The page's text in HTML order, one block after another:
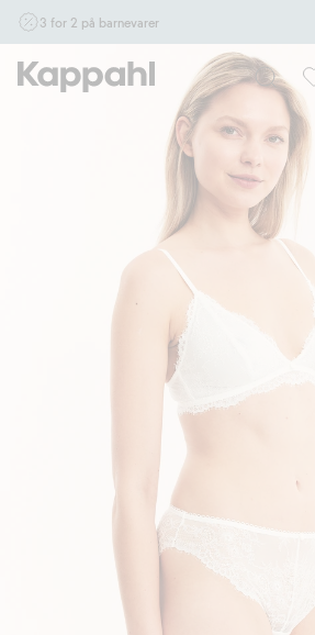
3 for 2 på barnevarer
Ikke Newbie. Gjelder når du handler 2 eller flere
17/8 i butikk & online for deg som er eller blir
andre tilbud eller rabatter.
Handle nå